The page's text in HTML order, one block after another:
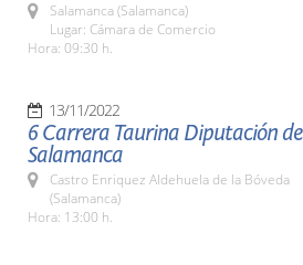
Salamanca (Salamanca)
Lugar: Cámara de Comercio
Hora: 09:30 h.
13/11/2022
6 Carrera Taurina Diputación de
Salamanca
Castro Enriquez Aldehuela de la Bóveda
(Salamanca)
Hora: 13:00 h.